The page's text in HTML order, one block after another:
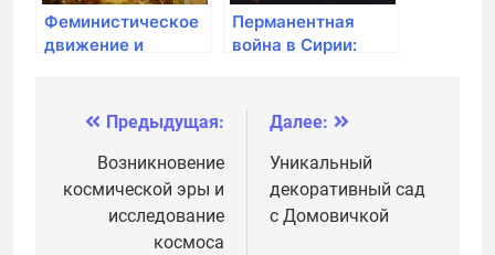
Феминистическое
движение и
Перманентная
война в Сирии:
террористических
организаций
Навигация
записям
Предыдущая:
Возникновение
космической эры и
исследование
космоса
Далее:
Уникальный
декоративный сад
с Домовичкой